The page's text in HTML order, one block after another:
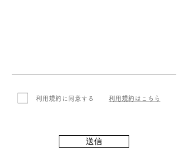
利用規約に同意する 利用規約はこちら
送信